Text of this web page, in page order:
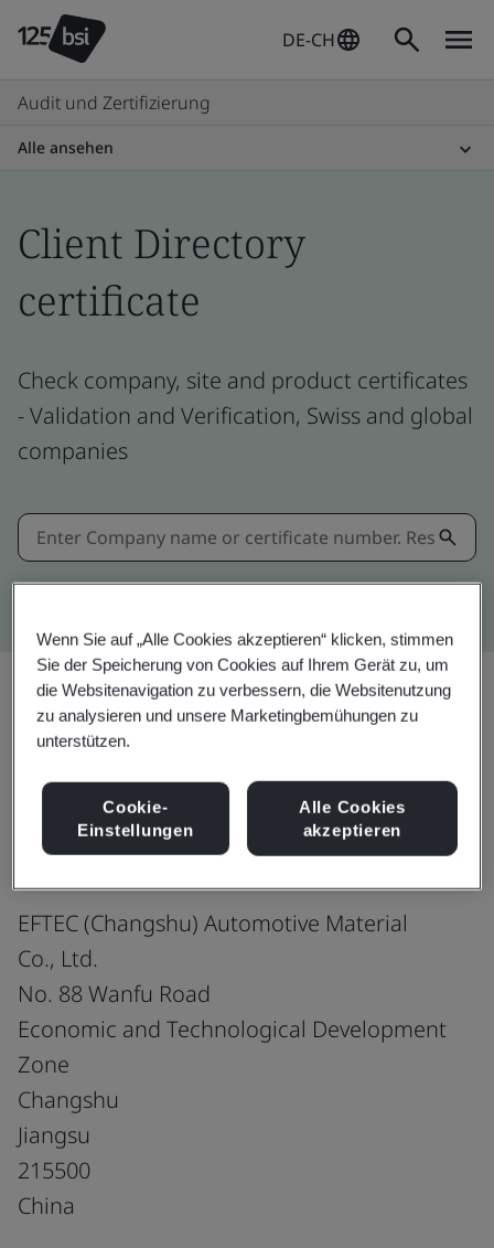
DE-CH
Audit und Zertifizierung
Alle ansehen
Client Directory
certificate
Check company, site and product certificates
- Validation and Verification, Swiss and global
companies
Kitemark advanced search
Teilen:
IATF 16949:2016
EFTEC (Changshu) Automotive Material
Co., Ltd.
No. 88 Wanfu Road
Economic and Technological Development
Zone
Changshu
Jiangsu
215500
China
Wenn Sie auf „Alle Cookies akzeptieren“ klicken, stimmen
Sie der Speicherung von Cookies auf Ihrem Gerät zu, um
die Websitenavigation zu verbessern, die Websitenutzung
zu analysieren und unsere Marketingbemühungen zu
unterstützen.
Cookie-
Einstellungen
Alle Cookies
akzeptieren